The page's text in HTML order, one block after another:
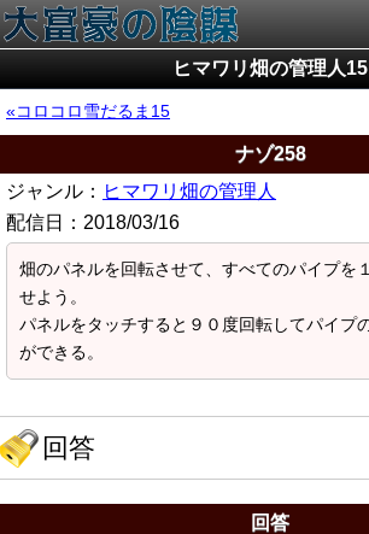
ヒマワリ畑の管理人15
コロコロ雪だるま15
ナゾ258
ジャンル： ヒマワリ畑の管理人
配信日： 2018/03/16
畑のパネルを回転させて、すべてのパイプを
せよう。
パネルをタッチすると９０度回転してパイプ
ができる。
回答
回答